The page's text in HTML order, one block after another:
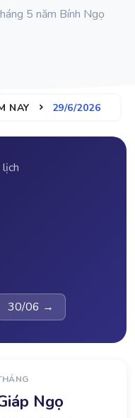
5 năm Bính Ngọ
NAY 29/6/2026
30/06 →
Ngọ